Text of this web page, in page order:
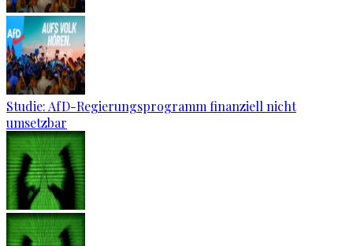
Studie: AfD-Regierungsprogramm finanziell nicht
umsetzbar